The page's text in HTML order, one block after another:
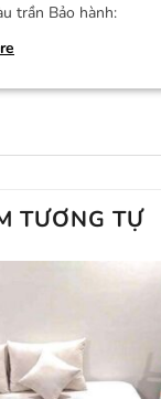
trần Bảo hành:
TƯƠNG TỰ